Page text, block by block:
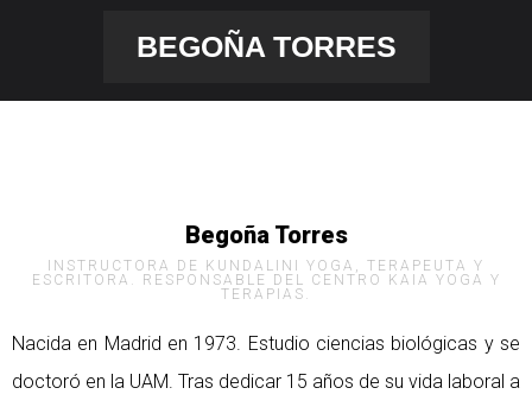
BEGOÑA TORRES
Begoña Torres
INSTRUCTORA DE KUNDALINI YOGA, TERAPEUTA Y
ESCRITORA. RESPONSABLE DEL CENTRO KAIA YOGA Y
TERAPIAS.
Nacida en Madrid en 1973. Estudio ciencias biológicas y se
doctoró en la UAM. Tras dedicar 15 años de su vida laboral a